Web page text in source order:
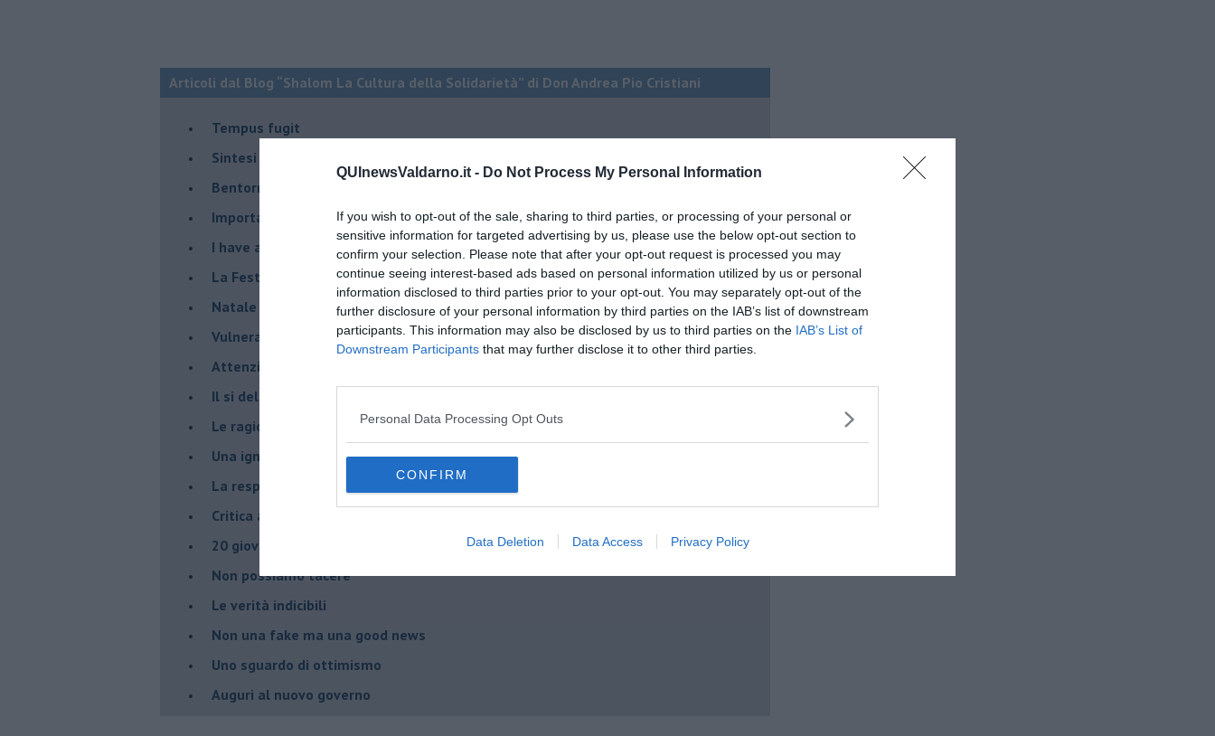
QUInewsValdarno.it - Do Not Process My Personal Information
If you wish to opt-out of the sale, sharing to third parties, or processing of your personal or
sensitive information for targeted advertising by us, please use the below opt-out section to
confirm your selection. Please note that after your opt-out request is processed you may
continue seeing interest-based ads based on personal information utilized by us or personal
information disclosed to third parties prior to your opt-out. You may separately opt-out of the
further disclosure of your personal information by third parties on the IAB’s list of downstream
participants. This information may also be disclosed by us to third parties on the IAB’s List of
Downstream Participants that may further disclose it to other third parties.
Personal Data Processing Opt Outs
CONFIRM
Data Deletion Data Access Privacy Policy
Articoli dal Blog “Shalom La Cultura della Solidarietà” di Don Andrea Pio Cristiani
​Tempus fugit
​Sintesi di un viaggio nel mondo dell'odio
Bentornato Presidente...
Importante è distrarre
​I have a Dream
La Festa della Mondialità
Natale e covid 19
Vulnerabilità e paura
Attenzione al laicismo
Il si del Papa alle unioni civili per per le coppie omosessuali
Le ragioni della politica
​Una ignobile confessione, per un costume che mi tormenta
La responsabilità politica
Critica alla cooperazione internazionale
20 giovani in partenza per Togo e Benin
​Non possiamo tacere
​Le verità indicibili
Non una fake ma una good news
Uno sguardo di ottimismo
Auguri al nuovo governo